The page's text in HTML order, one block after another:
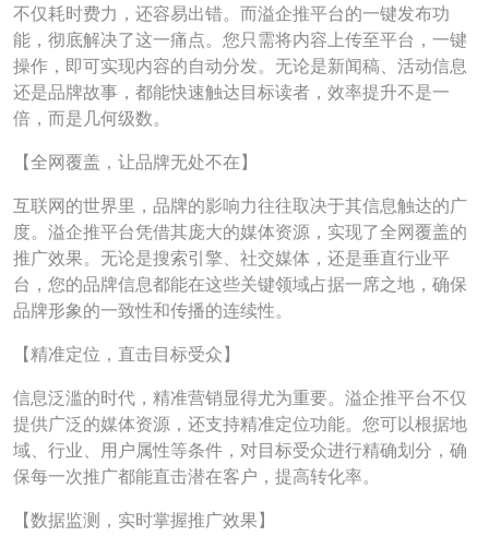
不仅耗时费力，还容易出错。而溢企推平台的一键发布功
能，彻底解决了这一痛点。您只需将内容上传至平台，一键
操作，即可实现内容的自动分发。无论是新闻稿、活动信息
还是品牌故事，都能快速触达目标读者，效率提升不是一
倍，而是几何级数。
【全网覆盖，让品牌无处不在】
互联网的世界里，品牌的影响力往往取决于其信息触达的广
度。溢企推平台凭借其庞大的媒体资源，实现了全网覆盖的
推广效果。无论是搜索引擎、社交媒体，还是垂直行业平
台，您的品牌信息都能在这些关键领域占据一席之地，确保
品牌形象的一致性和传播的连续性。
【精准定位，直击目标受众】
信息泛滥的时代，精准营销显得尤为重要。溢企推平台不仅
提供广泛的媒体资源，还支持精准定位功能。您可以根据地
域、行业、用户属性等条件，对目标受众进行精确划分，确
保每一次推广都能直击潜在客户，提高转化率。
【数据监测，实时掌握推广效果】